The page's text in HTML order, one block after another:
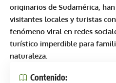
originarios de Sudamérica,
visitantes locales y turistas
fenómeno viral en redes
turístico imperdible para
naturaleza.
Contenido: